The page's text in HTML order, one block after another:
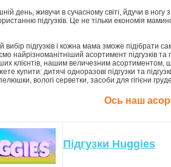
день, живучи в сучасному світі, йдучи в
підгузків. Це не тільки економія
вибір підгузків і кожна мама зможе підібрати
найрізноманітніший асортимент підгузків та
клієнтів, нашим величезним асортиментом,
купити: дитячі одноразові підгузки та
вологі серветки, засоби для гігієни
Ось наш
Підгузки Huggies